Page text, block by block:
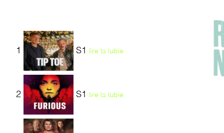
1 S1 lire la lubie
2 S1 lire la lubie